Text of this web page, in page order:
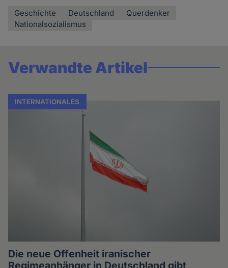
Geschichte Deutschland
Querdenker
Nationalsozialismus
Verwandte Artikel
INTERNATIONALES
Die neue Offenheit iranischer